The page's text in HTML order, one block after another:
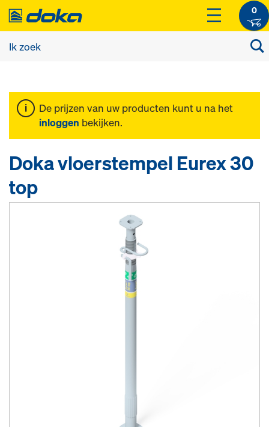
0
De prijzen van uw producten kunt u na het
inloggen bekijken.
Doka vloerstempel Eurex 30
top